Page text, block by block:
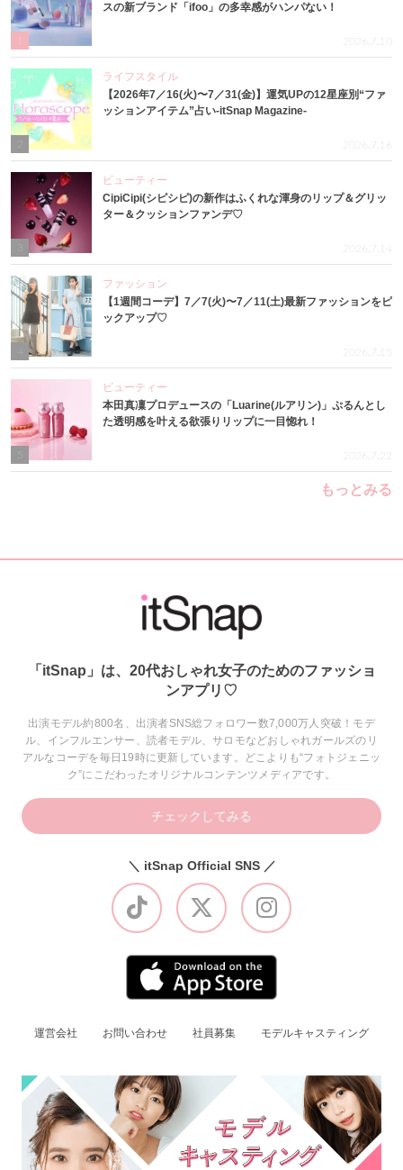
スの新ブランド「ifoo」の多幸感がハンパない！
2026.7.10
ライフスタイル
【2026年7／16(火)〜7／31(金)】運気UPの12星座別“ファ
ッションアイテム”占い-itSnap Magazine-
2026.7.16
3
ビューティー
CipiCipi(シピシピ)の新作はふくれな渾身のリップ＆グリッ
ター＆クッションファンデ♡
2026.7.14
4
ファッション
【1週間コーデ】7／7(火)〜7／11(土)最新ファッションをピ
ックアップ♡
2026.7.15
ビューティー
本田真凜プロデュースの「Luarine(ルアリン)」ぷるんとし
た透明感を叶える欲張りリップに一目惚れ！
2026.7.22
もっとみる
「itSnap」は、20代おしゃれ女子のためのファッショ
ンアプリ♡
出演モデル約800名、出演者SNS総フォロワー数7,000万人突破！モデ
ル、インフルエンサー、読者モデル、サロモなどおしゃれガールズのリ
アルなコーデを毎日19時に更新しています。どこよりも“フォトジェニッ
ク”にこだわったオリジナルコンテンツメディアです。
チェックしてみる
＼ itSnap Official SNS ／
運営会社 お問い合わせ 社員募集 モデルキャスティング